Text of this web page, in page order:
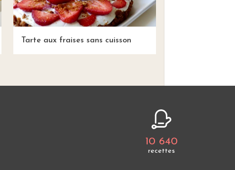
Tarte aux fraises sans cuisson
10 640
recettes